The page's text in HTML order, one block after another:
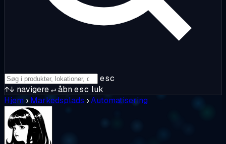
esc
↑↓ navigere↵åbnesc luk
Hjem › Markedsplads ›Automatisering